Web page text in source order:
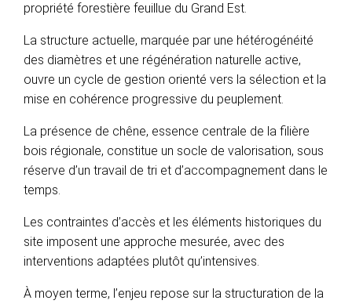
propriété forestière feuillue du Grand Est.
La structure actuelle, marquée par une hétérogénéité
des diamètres et une régénération naturelle active,
ouvre un cycle de gestion orienté vers la sélection et la
mise en cohérence progressive du peuplement.
La présence de chêne, essence centrale de la filière
bois régionale, constitue un socle de valorisation, sous
réserve d’un travail de tri et d’accompagnement dans le
temps.
Les contraintes d’accès et les éléments historiques du
site imposent une approche mesurée, avec des
interventions adaptées plutôt qu’intensives.
À moyen terme, l’enjeu repose sur la structuration de la